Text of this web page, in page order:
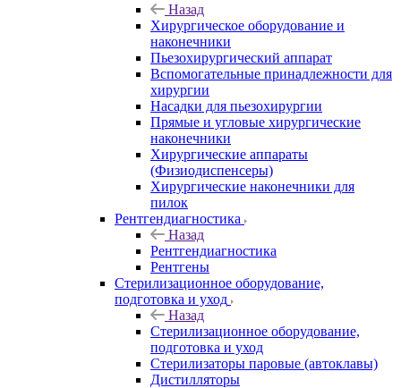
Назад
Хирургическое оборудование и
наконечники
Пьезохирургический аппарат
Вспомогательные принадлежности для
хирургии
Насадки для пьезохирургии
Прямые и угловые хирургические
наконечники
Хирургические аппараты
(Физиодиспенсеры)
Хирургические наконечники для
пилок
Рентгендиагностика
Назад
Рентгендиагностика
Рентгены
Стерилизационное оборудование,
подготовка и уход
Назад
Стерилизационное оборудование,
подготовка и уход
Стерилизаторы паровые (автоклавы)
Дистилляторы